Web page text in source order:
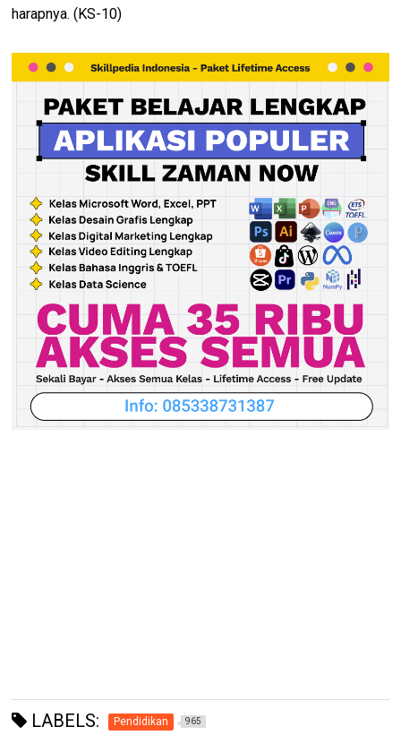
harapnya. (KS-10)
LABELS: Pendidikan 965